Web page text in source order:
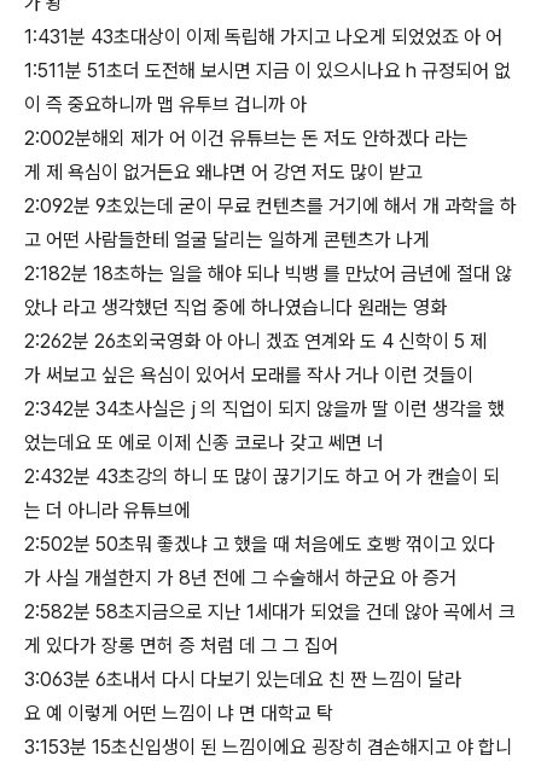
1:431분 43초대상이 이제 독립해 가지고 나오게 되었었죠 아 어
1:511분 51초더 도전해 보시면 지금 이 있으시나요 h 규정되어 없
이 즉 중요하니까 맵 유투브 겁니까 아
2:002분해외 제가 어 이건 유튜브는 돈 저도 안하겠다 라는
게 제 욕심이 없거든요 왜냐면 어 강연 저도 많이 받고
2:092분 9초있는데 굳이 무료 컨텐츠를 거기에 해서 개 과학을 하
고 어떤 사람들한테 얼굴 달리는 일하게 콘텐츠가 나게
2:182분 18초하는 일을 해야 되나 빅뱅 를 만났어 금년에 절대 않
았나 라고 생각했던 직업 중에 하나였습니다 원래는 영화
2:262분 26초외국영화 아 아니 겠죠 연계와 도 4 신학이 5 제
가 써보고 싶은 욕심이 있어서 모래를 작사 거나 이런 것들이
2:342분 34초사실은 j 의 직업이 되지 않을까 딸 이런 생각을 했
었는데요 또 에로 이제 신종 코로나 갖고 쎄면 너
2:432분 43초강의 하니 또 많이 끊기기도 하고 어 가 캔슬이 되
는 더 아니라 유튜브에
2:502분 50초뭐 좋겠냐 고 했을 때 처음에도 호빵 꺾이고 있다
가 사실 개설한지 가 8년 전에 그 수술해서 하군요 아 증거
2:582분 58초지금으로 지난 1세대가 되었을 건데 않아 곡에서 크
게 있다가 장롱 면허 증 처럼 데 그 그 집어
3:063분 6초내서 다시 다보기 있는데요 친 짠 느낌이 달라
요 예 이렇게 어떤 느낌이 냐 면 대학교 탁
3:153분 15초신입생이 된 느낌이에요 굉장히 겸손해지고 야 합니